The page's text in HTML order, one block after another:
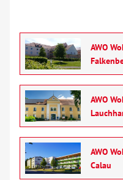
Tagespflege
Verhinderungspflege
Vollstationäre Pflege
Wohnen mit Service
Wohngruppen
AWO
AWO
AWO
Calau